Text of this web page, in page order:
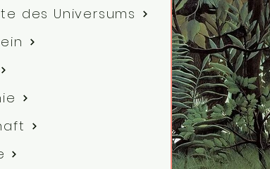
des Universums